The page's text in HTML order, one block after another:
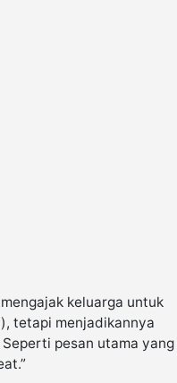
keluarga untuk
tetapi menjadikannya
pesan utama yang